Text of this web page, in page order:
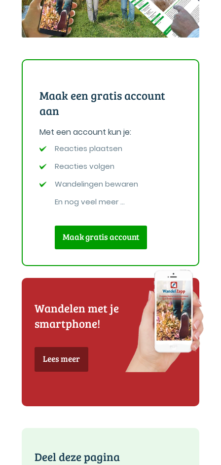
Maak een gratis account
aan
Met een account kun je:
Reacties plaatsen
Reacties volgen
Wandelingen bewaren
En nog veel meer ...
Maak gratis account
Wandelen met je
smartphone!
Lees meer
Deel deze pagina